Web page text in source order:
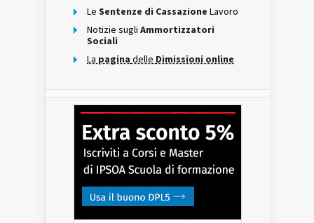
Le Sentenze di Cassazione Lavoro
Notizie sugli Ammortizzatori
Sociali
La pagina delle Dimissioni online